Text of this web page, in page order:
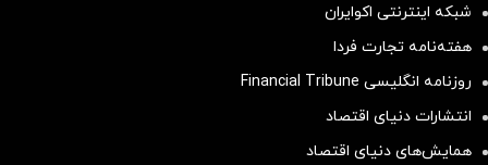
شبکه اینترنتی اکوایران
هفته‌نامه تجارت فردا
روزنامه انگلیسی Financial Tribune
انتشارات دنیای اقتصاد
همایش‌های دنیای اقتصاد